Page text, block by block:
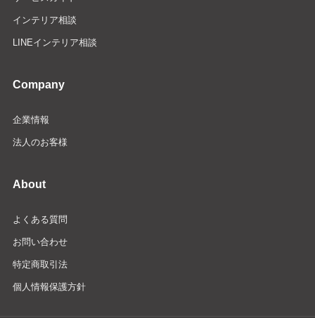
インテリア相談
LINEインテリア相談
Company
企業情報
法人のお客様
About
よくある質問
お問い合わせ
特定商取引法
個人情報保護方針